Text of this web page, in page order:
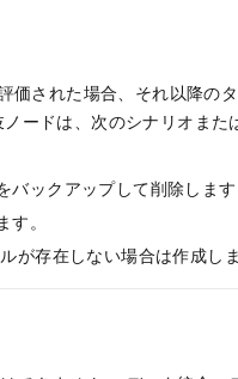
された場合、それ以降のタ
ードは、次のシナリオまた
ックアップして削除します
。
が存在しない場合は作成しま